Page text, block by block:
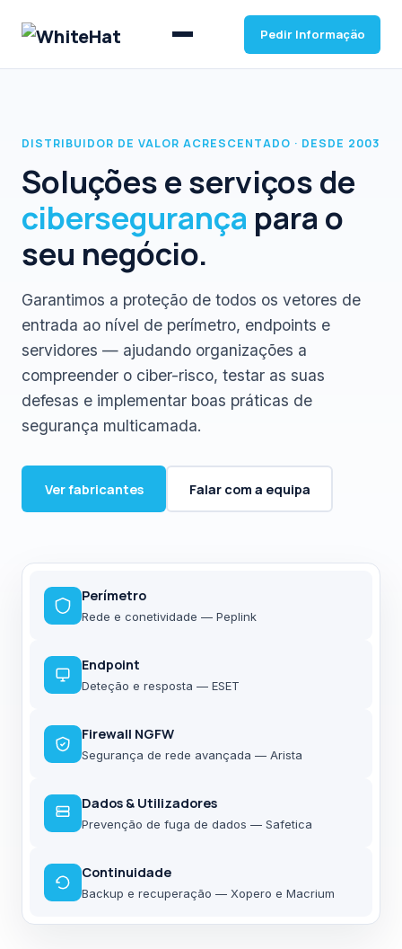
Pedir Informação
DISTRIBUIDOR DE VALOR ACRESCENTADO · DESDE 2003
Soluções e serviços de
cibersegurança para o
seu negócio.
Garantimos a proteção de todos os vetores de
entrada ao nível de perímetro, endpoints e
servidores — ajudando organizações a
compreender o ciber-risco, testar as suas
defesas e implementar boas práticas de
segurança multicamada.
Ver fabricantes Falar com a equipa
Perímetro
Rede e conetividade — Peplink
Endpoint
Deteção e resposta — ESET
Firewall NGFW
Segurança de rede avançada — Arista
Dados & Utilizadores
Prevenção de fuga de dados — Safetica
Continuidade
Backup e recuperação — Xopero e Macrium